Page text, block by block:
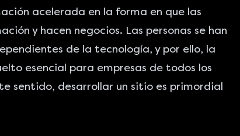
acelerada en la forma en que las
y hacen negocios. Las personas se han
de la tecnología, y por ello, la
esencial para empresas de todos los
sentido, desarrollar un sitio es primordial